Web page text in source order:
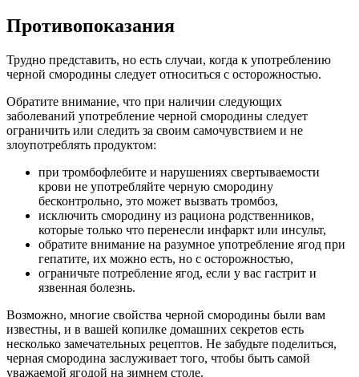
Противопоказания
Трудно представить, но есть случаи, когда к употреблению
черной смородины следует относиться с осторожностью.
Обратите внимание, что при наличии следующих
заболеваний употребление черной смородины следует
ограничить или следить за своим самочувствием и не
злоупотреблять продуктом:
при тромбофлебите и нарушениях свертываемости
крови не употребляйте черную смородину
бесконтрольно, это может вызвать тромбоз,
исключить смородину из рациона родственников,
которые только что перенесли инфаркт или инсульт,
обратите внимание на разумное употребление ягод при
гепатите, их можно есть, но с осторожностью,
ограничьте потребление ягод, если у вас гастрит и
язвенная болезнь.
Возможно, многие свойства черной смородины были вам
известны, и в вашей копилке домашних секретов есть
несколько замечательных рецептов. Не забудьте поделиться,
черная смородина заслуживает того, чтобы быть самой
уважаемой ягодой на зимнем столе.